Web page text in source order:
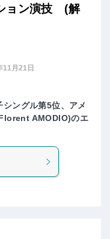
ョン演技 (解
11月21日
ングル第5位、アメ
AMODIO)のエ